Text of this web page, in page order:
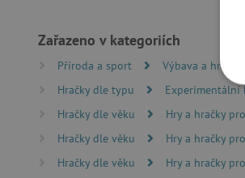
Zařazeno v kategoriích
Příroda a sport Výbava a hračky
Hračky dle typu
Experimentální
Hračky dle věku
Hry a hračky
Hračky dle věku
Hry a hračky
Hračky dle věku
Hry a hračky